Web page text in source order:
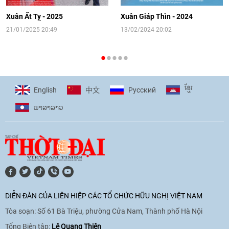
hướng tới kết nối hiệu quả nguồn lực
người Việt Nam ở nước ngoài
16:58|10/06/2026
phó với biến đổi khí hậu
17:07|09/06/2026
[Video] Lào dành ưu tiên hàng đầu cho
quan hệ với Việt Nam
11:01 |09/06/2026
[Video] Doanh nghiệp Hoa Kỳ hỗ trợ
Việt Nam xác định danh tính người mất
Xuân Ất Tỵ - 2025
21/01/2025 20:49
Xuân Giáp Thìn - 2024
13/02/2024 20:02
English 中文 Pусский ខ្មែរ
ພາ​ສາ​ລາວ
DIỄN ĐÀN CỦA LIÊN HIỆP CÁC TỔ CHỨC HỮU NGHỊ VIỆT NAM
Tòa soạn: Số 61 Bà Triệu, phường Cửa Nam, Thành phố Hà Nội
Tổng Biên tập: Lê Quang Thiện